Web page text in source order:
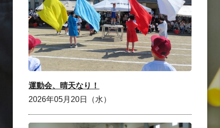
運動会、晴天なり！
2026年05月20日（水）